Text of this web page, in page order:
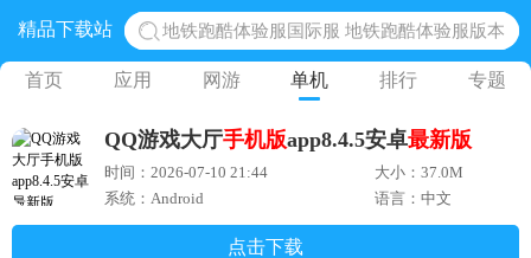
精品下载站
地铁跑酷体验服国际服 地铁跑酷体验服版本
网易光遇手游正版 点亮星空共庆周年
黎明觉醒生机腾讯正版 黎明觉醒生机国际服
蛋仔派对下载 蛋仔派对体验服
奥特曼王者传奇 正版奥特曼游戏
首页 应用 网游 单机 排行 专题
QQ游戏大厅手机版app8.4.5安卓最新版
时间：2026-07-10 21:44
大小：37.0M
系统：Android
语言：中文
点击下载